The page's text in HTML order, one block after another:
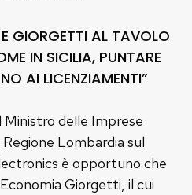
GIORGETTI AL TAVOLO
IN SICILIA, PUNTARE
AI LICENZIAMENTI”
Ministro delle Imprese
Lombardia sul
è opportuno che
Giorgetti, il cui